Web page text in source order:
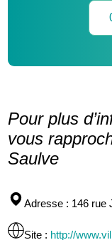
Pour plus
vous
Saulve
Adresse : 146 rue
Site : http://